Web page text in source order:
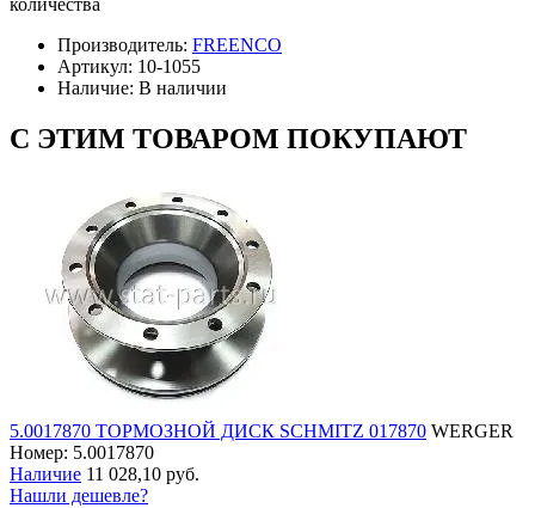
количества
Производитель: FREENCO
Артикул: 10-1055
Наличие: В наличии
С ЭТИМ ТОВАРОМ ПОКУПАЮТ
5.0017870 ТОРМОЗНОЙ ДИСК SCHMITZ 017870 WERGER
Номер: 5.0017870
Наличие 11 028,10 руб.
Нашли дешевле?